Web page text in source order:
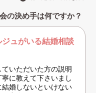
の決め手は何ですか？
ュがいる結婚相談
いただいた方の説明
に教えて下さいまし
婚しないといけない